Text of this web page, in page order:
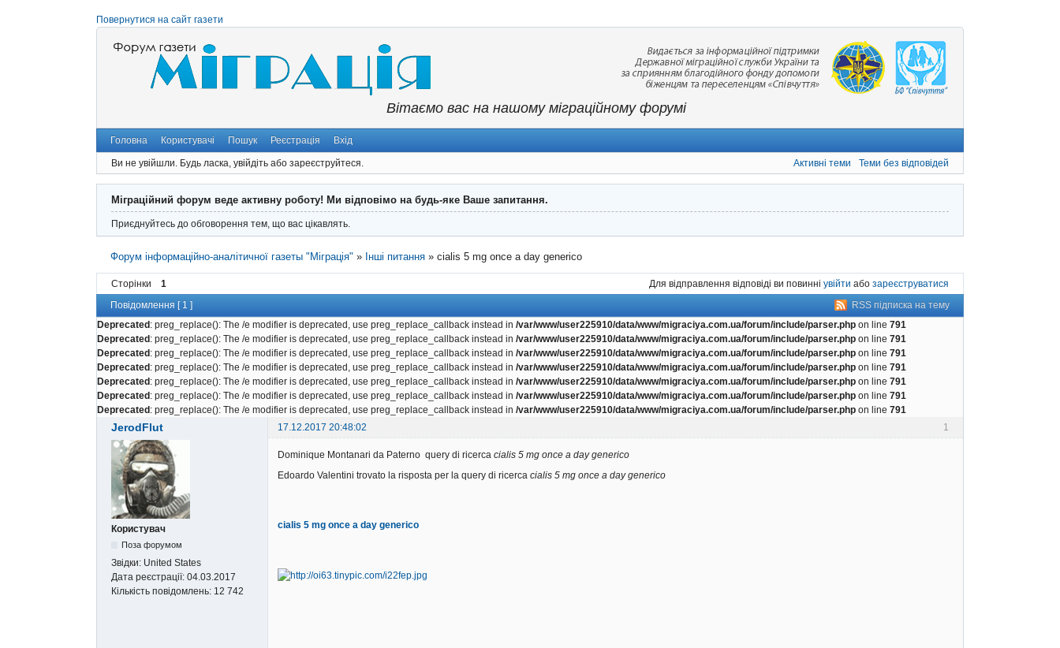
Повернутися на сайт газети
Вітаємо вас на нашому міграційному форумі
Головна Користувачі Пошук Реєстрація Вхід
Ви не увійшли. Будь ласка, увійдіть або зареєструйтеся. Активні теми Теми без відповідей
Міграційний форум веде активну роботу! Ми відповімо на будь-яке Ваше запитання.
Приєднуйтесь до обговорення тем, що вас цікавлять.
Форум інформаційно-аналітичної газеты "Міграція" » Інші питання »cialis 5 mg once a day generico
Сторінки 1 Для відправлення відповіді ви повинні увійти або зареєструватися
RSS підписка на тему
Повідомлення [ 1 ]
Deprecated: preg_replace(): The /e modifier is deprecated, use preg_replace_callback instead in /var/www/user225910/data/www/migraciya.com.ua/forum/include/parser.php on line 791
Deprecated: preg_replace(): The /e modifier is deprecated, use preg_replace_callback instead in /var/www/user225910/data/www/migraciya.com.ua/forum/include/parser.php on line 791
Deprecated: preg_replace(): The /e modifier is deprecated, use preg_replace_callback instead in /var/www/user225910/data/www/migraciya.com.ua/forum/include/parser.php on line 791
Deprecated: preg_replace(): The /e modifier is deprecated, use preg_replace_callback instead in /var/www/user225910/data/www/migraciya.com.ua/forum/include/parser.php on line 791
Deprecated: preg_replace(): The /e modifier is deprecated, use preg_replace_callback instead in /var/www/user225910/data/www/migraciya.com.ua/forum/include/parser.php on line 791
Deprecated: preg_replace(): The /e modifier is deprecated, use preg_replace_callback instead in /var/www/user225910/data/www/migraciya.com.ua/forum/include/parser.php on line 791
Deprecated: preg_replace(): The /e modifier is deprecated, use preg_replace_callback instead in /var/www/user225910/data/www/migraciya.com.ua/forum/include/parser.php on line 791
1
JerodFlut 17.12.2017 20:48:02
Користувач
Поза форумом
Звідки: United States
Дата реєстрації: 04.03.2017
Кількість повідомлень: 12 742
Dominique Montanari da Paterno query di ricerca cialis 5 mg once a day generico
Edoardo Valentini trovato la risposta per la query di ricerca cialis 5 mg once a day generico
cialis 5 mg once a day generico